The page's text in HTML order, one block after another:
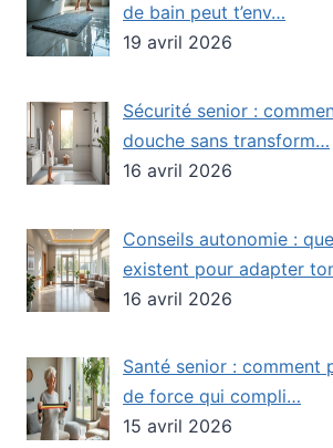
de bain peut t’env…
19 avril 2026
Sécurité senior :
douche sans transform…
16 avril 2026
Conseils autonomie :
existent pour adapter
16 avril 2026
Santé senior : comment
de force qui compli…
15 avril 2026